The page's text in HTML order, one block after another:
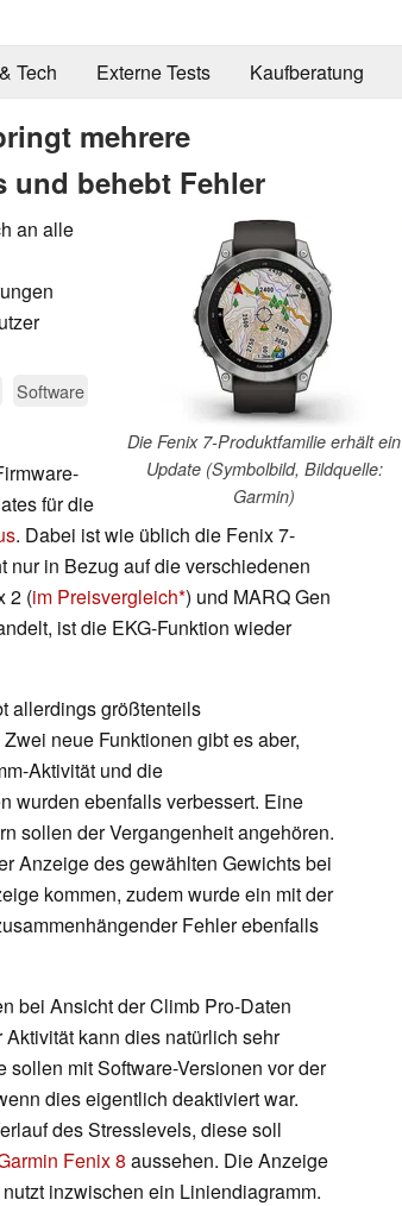
Tech Externe Tests Kaufberatung
mehrere
und behebt Fehler
Die Fenix 7-Produktfamilie erhält ein
Update (Symbolbild, Bildquelle:
Garmin)
an alle
Software
für die
. Dabei ist wie üblich die Fenix 7-
nur in Bezug auf die verschiedenen
2 (im Preisvergleich ) und MARQ Gen
ist die EKG-Funktion wieder
allerdings größtenteils
neue Funktionen gibt es aber,
Aktivität und die
wurden ebenfalls verbessert. Eine
sollen der Vergangenheit angehören.
Anzeige des gewählten Gewichts bei
kommen, zudem wurde ein mit der
Fehler ebenfalls
bei Ansicht der Climb Pro-Daten
kann dies natürlich sehr
mit Software-Versionen vor der
dies eigentlich deaktiviert war.
des Stresslevels, diese soll
Fenix 8 aussehen. Die Anzeige
inzwischen ein Liniendiagramm.